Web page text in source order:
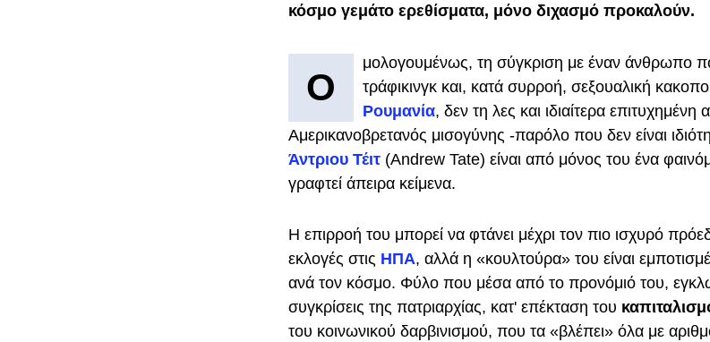
κόσμο γεμάτο ερεθίσματα, μόνο διχασμό προκαλούν.
Ο
μολογουμένως, τη σύγκριση με έναν άνθρωπο
τράφικινγκ και, κατά συρροή, σεξουαλική
Ρουμανία, δεν τη λες και ιδιαίτερα
Αμερικανοβρετανός μισογύνης -παρόλο που δεν είναι
Άντριου Τέιτ (Andrew Tate) είναι από μόνος του ένα
γραφτεί άπειρα κείμενα.
Η επιρροή του μπορεί να φτάνει μέχρι τον πιο ισχυρό
εκλογές στις ΗΠΑ, αλλά η «κουλτούρα» του είναι
ανά τον κόσμο. Φύλο που μέσα από το προνόμιό του,
συγκρίσεις της πατριαρχίας, κατ' επέκταση του
του κοινωνικού δαρβινισμού, που τα «βλέπει» όλα με